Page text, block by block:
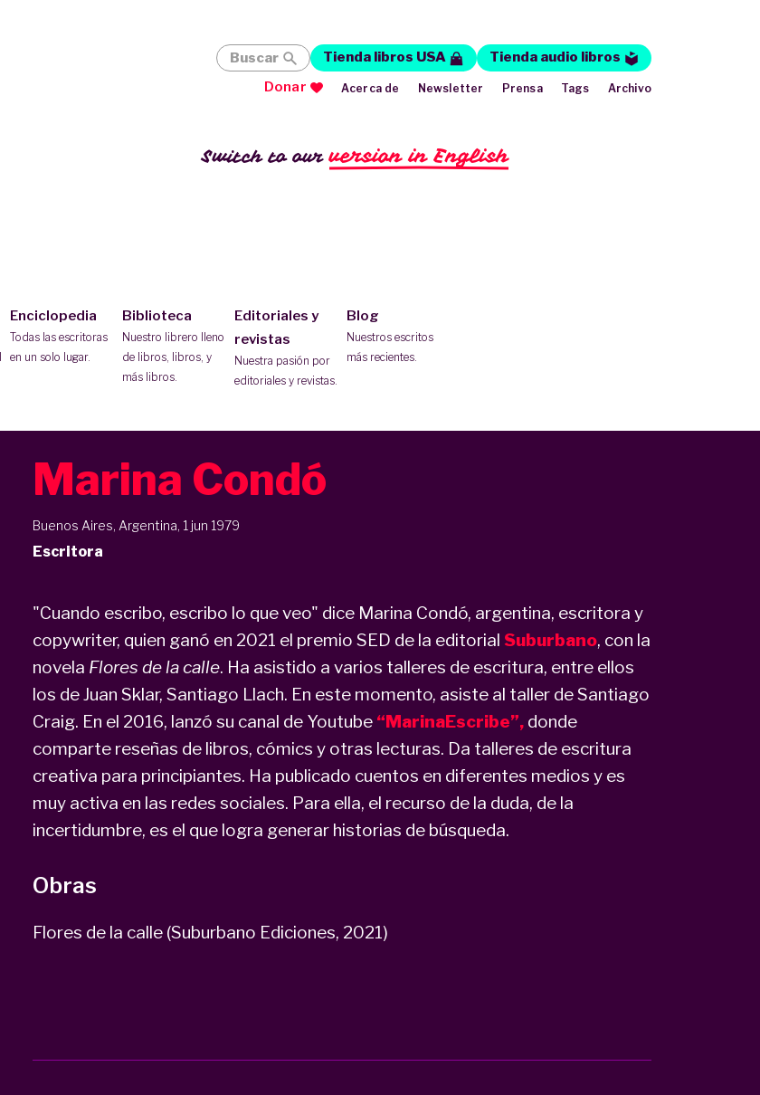
Switch to ourversion in English
Enciclopedia
Todas las escritoras
en un solo lugar.
Biblioteca
Nuestro librero lleno
de libros, libros, y
más libros.
Editoriales y
revistas
Nuestra pasión por
editoriales y revistas.
Blog
Nuestros escritos
más recientes.
Buscar Tienda libros USA
Tienda audio libros
Donar
Acerca de Newsletter Prensa Tags Archivo
Marina Condó
Buenos Aires, Argentina, 1 jun 1979
Escritora
"Cuando escribo, escribo lo que veo" dice Marina Condó, argentina, escritora y
copywriter, quien ganó en 2021 el premio SED de la editorial Suburbano, con la
novela Flores de la calle. Ha asistido a varios talleres de escritura, entre ellos
los de Juan Sklar, Santiago Llach. En este momento, asiste al taller de Santiago
Craig. En el 2016, lanzó su canal de Youtube “MarinaEscribe”,donde
comparte reseñas de libros, cómics y otras lecturas. Da talleres de escritura
creativa para principiantes. Ha publicado cuentos en diferentes medios y es
muy activa en las redes sociales. Para ella, el recurso de la duda, de la
incertidumbre, es el que logra generar historias de búsqueda.
Obras
Flores de la calle (Suburbano Ediciones, 2021)